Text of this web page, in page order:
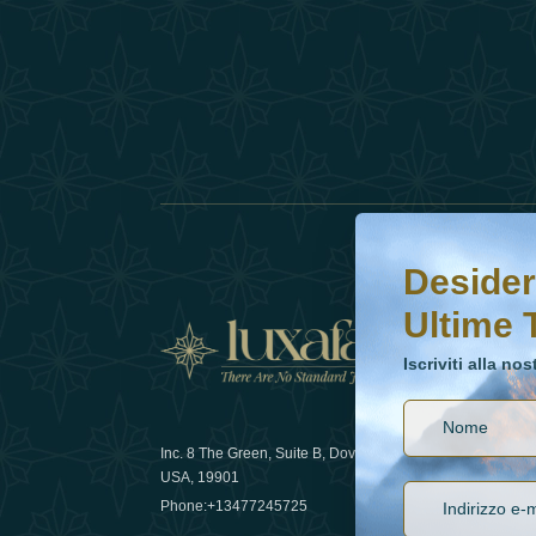
Inc. 8 The Green, Suite B, Dover, DE
USA, 19901
Phone:+13477245725
Come la
lusso nel
Desideri saperne di
Iscriviti alla nostra
Ultime
Iscriviti alla